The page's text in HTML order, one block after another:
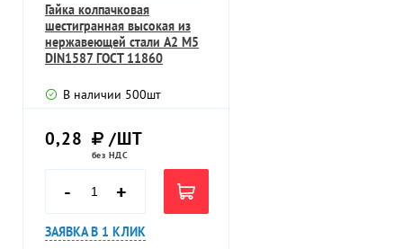
Гайка колпачковая
шестигранная высокая из
нержавеющей стали A2 M5
DIN1587 ГОСТ 11860
В наличии 500шт
0,28 /ШТ
без НДС
- +
ЗАЯВКА В 1 КЛИК